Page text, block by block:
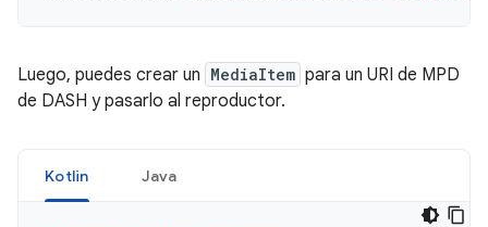
Luego, puedes crear un MediaItem para un URI de MPD
de DASH y pasarlo al reproductor.
Kotlin Java